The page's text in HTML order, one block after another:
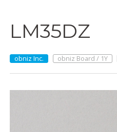
LM35DZ
obniz Inc. obniz Board / 1Y